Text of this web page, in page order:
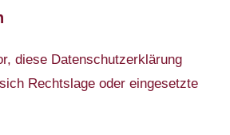
diese Datenschutzerklärung
Rechtslage oder eingesetzte